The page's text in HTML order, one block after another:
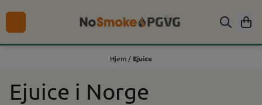
Hopp til innhold
Hjem / Ejuice
Ejuice i Norge